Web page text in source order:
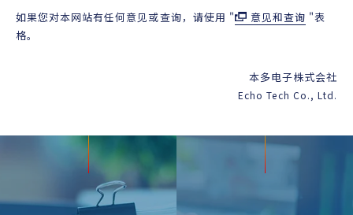
如果您对本网站有任何意见或查询，请使用 " 意见和查询 "表
格。
本多电子株式会社
Echo Tech Co., Ltd.